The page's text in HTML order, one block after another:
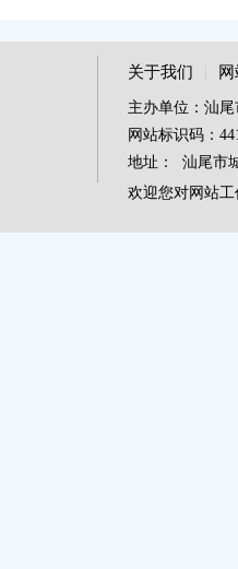
关于我们
主办单位：汕
网站标识码：
地址： 汕尾市
欢迎您对网站